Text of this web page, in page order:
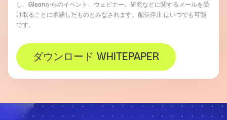
し、Gleanからのイベント、ウェビナー、研究などに関するメールを受
け取ることに承諾したものとみなされます 。 配信停止 はいつでも可能
です。
ダウンロード WHITEPAPER